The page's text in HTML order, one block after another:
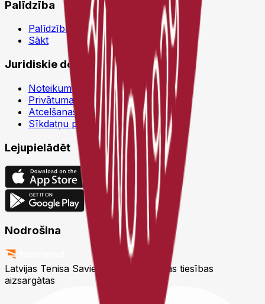
Palīdzība
Palīdzības centrs
Sākt
Juridiskie dokumenti
Noteikumi un nosacījumi
Privātuma politika
Atcelšanas politika
Sīkdatņu politika
Lejupielādēt
Nodrošina
Latvijas Tenisa Savienība © 2026
Visas tiesības
aizsargātas